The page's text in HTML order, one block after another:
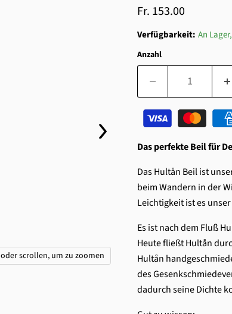
scrollen, um zu zoomen
Aktueller Preis
Fr. 153.00
Verfügbarkeit: An
Anzahl
Das perfekte Beil für
Das Hultån Beil ist
beim Wandern in der
Leichtigkeit ist es
Es ist nach dem Fluß
Heute fließt Hultån
Hultån
des
dadurch seine Dichte